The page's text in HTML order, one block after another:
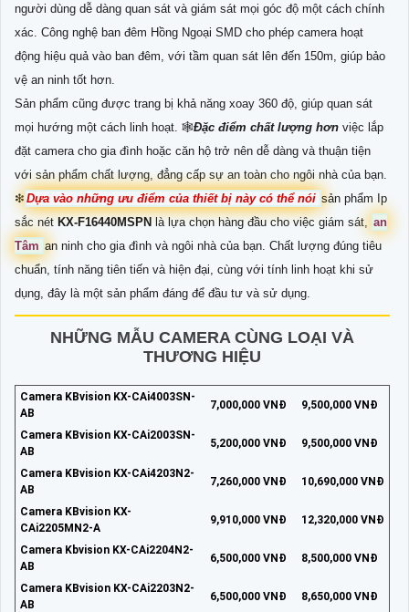
người dùng dễ dàng quan sát và giám sát mọi góc độ một cách chính
xác. Công nghệ ban đêm Hồng Ngoại SMD cho phép camera hoạt
động hiệu quả vào ban đêm, với tầm quan sát lên đến 150m, giúp bảo
vệ an ninh tốt hơn.
Sản phẩm cũng được trang bị khả năng xoay 360 độ, giúp quan sát
mọi hướng một cách linh hoạt. 🕸Đặc điểm chất lượng hơn việc lắp
đặt camera cho gia đình hoặc căn hộ trở nên dễ dàng và thuận tiện
với sản phẩm chất lượng, đẳng cấp sự an toàn cho ngôi nhà của bạn.
❇ Dựa vào những ưu điểm của thiết bị này có thể nói sản phẩm Ip
sắc nétKX-F16440MSPNlà lựa chọn hàng đầu cho việc giám sát,
an
Tâm an ninh cho gia đình và ngôi nhà của bạn. Chất lượng đúng tiêu
chuẩn, tính năng tiên tiến và hiện đại, cùng với tính linh hoạt khi sử
dụng, đây là một sản phẩm đáng để đầu tư và sử dụng.
NHỮNG MẪU CAMERA CÙNG LOẠI VÀ
THƯƠNG HIỆU
Camera KBvision KX-CAi4003SN-
AB
7,000,000 VNĐ 9,500,000 VNĐ
Camera KBvision KX-CAi2003SN-
AB
5,200,000 VNĐ 9,500,000 VNĐ
Camera KBvision KX-CAi4203N2-
AB
7,260,000 VNĐ 10,690,000 VNĐ
Camera KBvision KX-
CAi2205MN2-A
9,910,000 VNĐ 12,320,000 VNĐ
Camera Kbvision KX-CAi2204N2-
AB
6,500,000 VNĐ 8,500,000 VNĐ
Camera KBvision KX-CAi2203N2-
AB
6,500,000 VNĐ 8,650,000 VNĐ